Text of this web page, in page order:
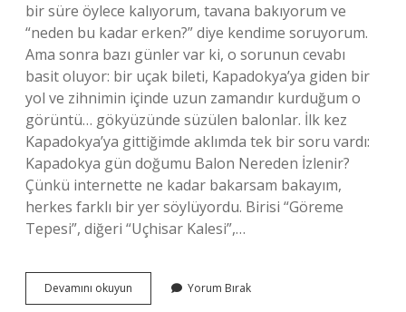
bir süre öylece kalıyorum, tavana bakıyorum ve
“neden bu kadar erken?” diye kendime soruyorum.
Ama sonra bazı günler var ki, o sorunun cevabı
basit oluyor: bir uçak bileti, Kapadokya’ya giden bir
yol ve zihnimin içinde uzun zamandır kurduğum o
görüntü… gökyüzünde süzülen balonlar. İlk kez
Kapadokya’ya gittiğimde aklımda tek bir soru vardı:
Kapadokya gün doğumu Balon Nereden İzlenir?
Çünkü internette ne kadar bakarsam bakayım,
herkes farklı bir yer söylüyordu. Birisi “Göreme
Tepesi”, diğeri “Uçhisar Kalesi”,…
Devamını okuyun Kapadokya
gün
Yorum Bırak